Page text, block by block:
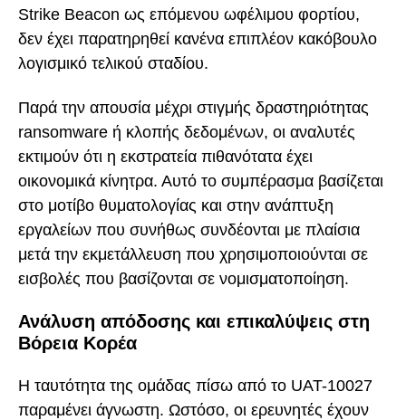
Strike Beacon ως επόμενου ωφέλιμου φορτίου,
δεν έχει παρατηρηθεί κανένα επιπλέον κακόβουλο
λογισμικό τελικού σταδίου.
Παρά την απουσία μέχρι στιγμής δραστηριότητας
ransomware ή κλοπής δεδομένων, οι αναλυτές
εκτιμούν ότι η εκστρατεία πιθανότατα έχει
οικονομικά κίνητρα. Αυτό το συμπέρασμα βασίζεται
στο μοτίβο θυματολογίας και στην ανάπτυξη
εργαλείων που συνήθως συνδέονται με πλαίσια
μετά την εκμετάλλευση που χρησιμοποιούνται σε
εισβολές που βασίζονται σε νομισματοποίηση.
Ανάλυση απόδοσης και επικαλύψεις στη
Βόρεια Κορέα
Η ταυτότητα της ομάδας πίσω από το UAT-10027
παραμένει άγνωστη. Ωστόσο, οι ερευνητές έχουν